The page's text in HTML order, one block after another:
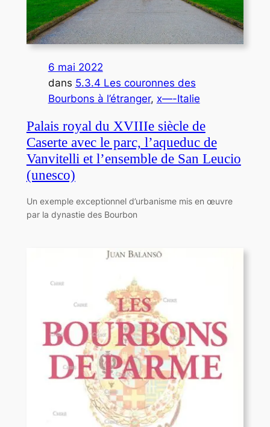
6 mai 2022
dans 5.3.4 Les couronnes des
Bourbons à l’étranger, x—-Italie
Palais royal du XVIIIe siècle de
Caserte avec le parc, l’aqueduc de
Vanvitelli et l’ensemble de San Leucio
(unesco)
Un exemple exceptionnel d’urbanisme mis en œuvre
par la dynastie des Bourbon